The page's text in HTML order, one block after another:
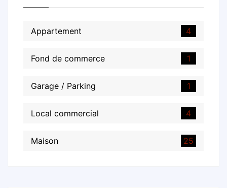
Appartement 4
Fond de commerce 1
Garage / Parking 1
Local commercial 4
Maison 25